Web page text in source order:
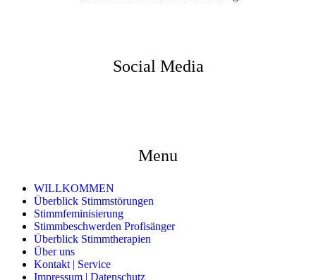
Social Media
Menu
WILLKOMMEN
Überblick Stimmstörungen
Stimmfeminisierung
Stimmbeschwerden Profisänger
Überblick Stimmtherapien
Über uns
Kontakt | Service
Impressum | Datenschutz